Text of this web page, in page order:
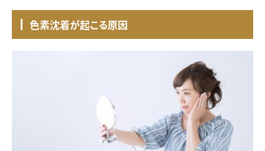
色素沈着が起こる原因